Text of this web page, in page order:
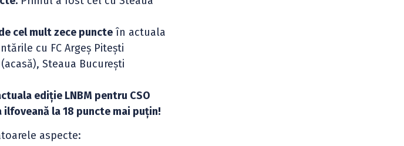
cel mult zece puncte în actuala
cu FC Argeș Pitești
Steaua București
ediție LNBM pentru CSO
la 18 puncte mai puțin!
aspecte: